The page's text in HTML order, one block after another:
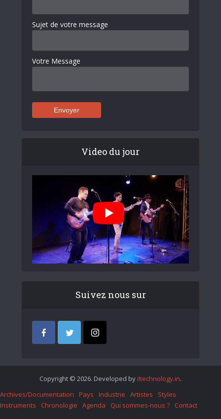
Sujet de votre message
Votre Message
Video du jour
Suivez nous sur
Copyright © 2026. Developed by iItechnology.in.
Archives/Documentation
Pays Industrie Artistes
Styles
Instruments
Chronologie Agenda Qui sommes-nous ? Contact